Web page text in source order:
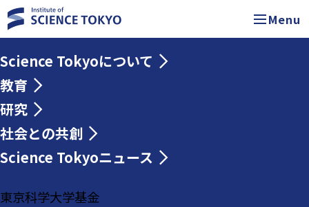
Menu
Science Tokyoについて
教育
研究
社会との共創
Science Tokyoニュース
東京科学大学基金